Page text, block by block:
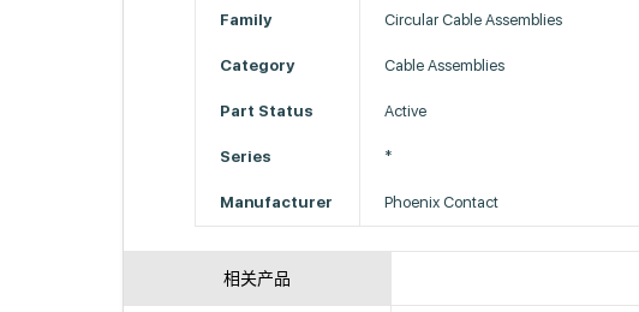
Family Circular Cable Assemblies
Category Cable Assemblies
Part Status Active
Series *
Manufacturer Phoenix Contact
相关产品